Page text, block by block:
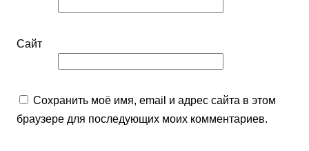
Сайт
Сохранить моё имя, email и адрес сайта в этом
браузере для последующих моих комментариев.